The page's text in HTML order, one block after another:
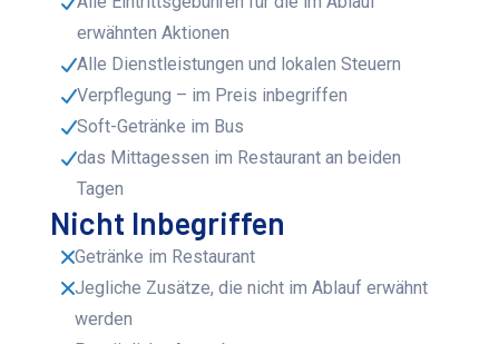
erwähnten Aktionen
Alle Dienstleistungen und lokalen Steuern
Verpflegung – im Preis inbegriffen
Soft-Getränke im Bus
das Mittagessen im Restaurant an beiden
Tagen
Nicht Inbegriffen
Getränke im Restaurant
Jegliche Zusätze, die nicht im Ablauf erwähnt
werden